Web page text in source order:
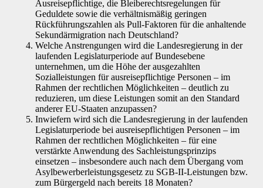
Ausreisepflichtige, die Bleiberechtsregelungen für
Geduldete sowie die verhältnismäßig geringen
Rückführungszahlen als Pull-Faktoren für die anhaltende
Sekundärmigration nach Deutschland?
Welche Anstrengungen wird die Landesregierung in der
laufenden Legislaturperiode auf Bundesebene
unternehmen, um die Höhe der ausgezahlten
Sozialleistungen für ausreisepflichtige Personen – im
Rahmen der rechtlichen Möglichkeiten – deutlich zu
reduzieren, um diese Leistungen somit an den Standard
anderer EU-Staaten anzupassen?
Inwiefern wird sich die Landesregierung in der laufenden
Legislaturperiode bei ausreisepflichtigen Personen – im
Rahmen der rechtlichen Möglichkeiten – für eine
verstärkte Anwendung des Sachleistungsprinzips
einsetzen – insbesondere auch nach dem Übergang vom
Asylbewerberleistungsgesetz zu SGB-II-Leistungen bzw.
zum Bürgergeld nach bereits 18 Monaten?